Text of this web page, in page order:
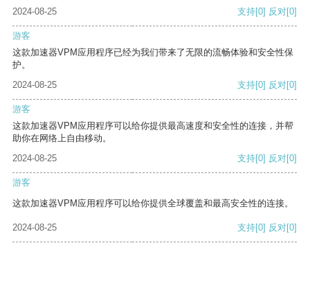
2024-08-25
支持[0] 反对[0]
游客
这款加速器VPM应用程序已经为我们带来了无限的流畅体验和安全性保
护。
2024-08-25
支持[0] 反对[0]
游客
这款加速器VPM应用程序可以给你提供最高速度和安全性的连接，并帮
助你在网络上自由移动。
2024-08-25
支持[0] 反对[0]
游客
这款加速器VPM应用程序可以给你提供全球覆盖和最高安全性的连接。
2024-08-25 支持[0] 反对[0]